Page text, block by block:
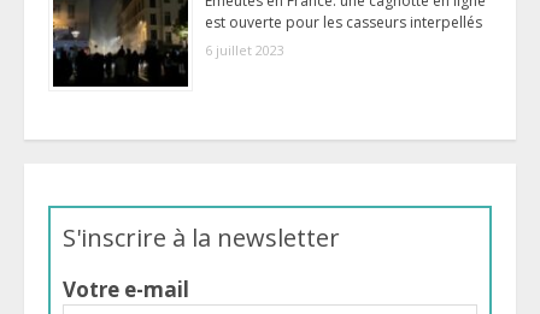
est ouverte pour les casseurs interpellés
6 juillet 2023
S'inscrire à la newsletter
Votre e-mail